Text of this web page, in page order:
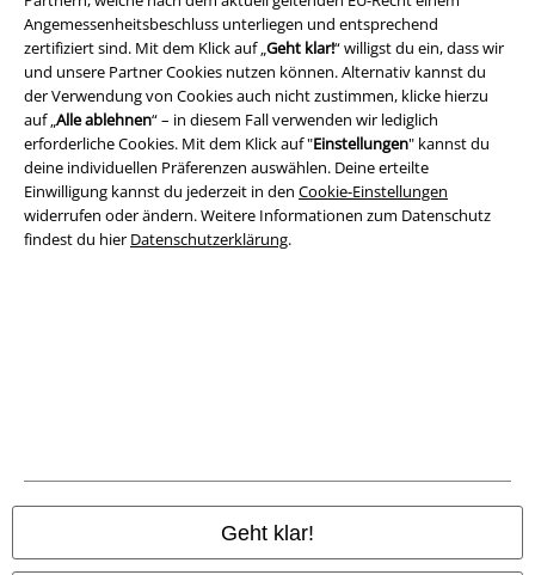
Angemessenheitsbeschluss unterliegen und entsprechend
zertifiziert sind. Mit dem Klick auf „Geht klar!“ willigst du ein, dass wir
und unsere Partner Cookies nutzen können. Alternativ kannst du
der Verwendung von Cookies auch nicht zustimmen, klicke hierzu
auf „Alle ablehnen“ – in diesem Fall verwenden wir lediglich
erforderliche Cookies. Mit dem Klick auf "Einstellungen" kannst du
deine individuellen Präferenzen auswählen. Deine erteilte
Einwilligung kannst du jederzeit in den Cookie-Einstellungen
widerrufen oder ändern. Weitere Informationen zum Datenschutz
findest du hier Datenschutzerklärung.
Geht klar!
Rechtliches
AGB
Impressum
Datenschutz
Entsorgung und Umweltschutz
© 1986-2026 E.M.P. Merchandising HGmbH